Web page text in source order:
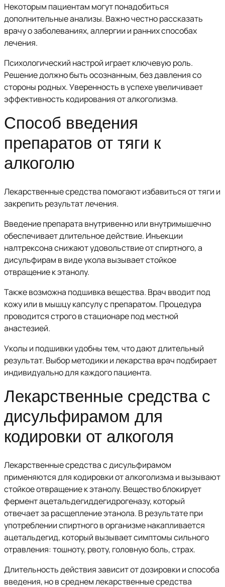
Некоторым пациентам могут понадобиться
дополнительные анализы. Важно честно рассказать
врачу о заболеваниях, аллергии и ранних способах
лечения.
Психологический настрой играет ключевую роль.
Решение должно быть осознанным, без давления со
стороны родных. Уверенность в успехе увеличивает
эффективность кодирования от алкоголизма.
Способ введения
препаратов от тяги к
алкоголю
Лекарственные средства помогают избавиться от тяги и
закрепить результат лечения.
Введение препарата внутривенно или внутримышечно
обеспечивает длительное действие. Инъекции
налтрексона снижают удовольствие от спиртного, а
дисульфирам в виде укола вызывает стойкое
отвращение к этанолу.
Также возможна подшивка вещества. Врач вводит под
кожу или в мышцу капсулу с препаратом. Процедура
проводится строго в стационаре под местной
анастезией.
Уколы и подшивки удобны тем, что дают длительный
результат. Выбор методики и лекарства врач подбирает
индивидуально для каждого пациента.
Лекарственные средства с
дисульфирамом для
кодировки от алкоголя
Лекарственные средства с дисульфирамом
применяются для кодировки от алкоголизма и вызывают
стойкое отвращение к этанолу. Вещество блокирует
фермент ацетальдегиддегидрогеназу, который
отвечает за расщепление этанола. В результате при
употреблении спиртного в организме накапливается
ацетальдегид, который вызывает симптомы сильного
отравления: тошноту, рвоту, головную боль, страх.
Длительность действия зависит от дозировки и способа
введения, но в среднем лекарственные средства